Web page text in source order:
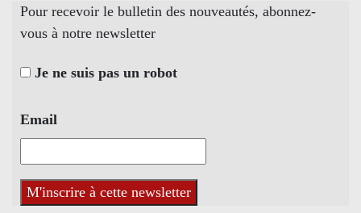
Pour recevoir le bulletin des nouveautés, abonnez-
vous à notre newsletter
Je ne suis pas un robot
Email